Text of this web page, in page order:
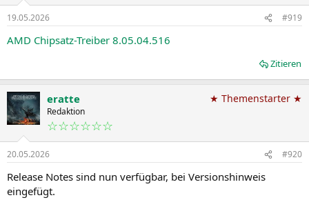
n
e
n
:
19.05.2026 #919
AMD Chipsatz-Treiber 8.05.04.516
Zitieren
eratte
Redaktion
☆☆☆☆☆☆
★ Themenstarter ★
20.05.2026 #920
Release Notes sind nun verfügbar, bei Versionshinweis
eingefügt.